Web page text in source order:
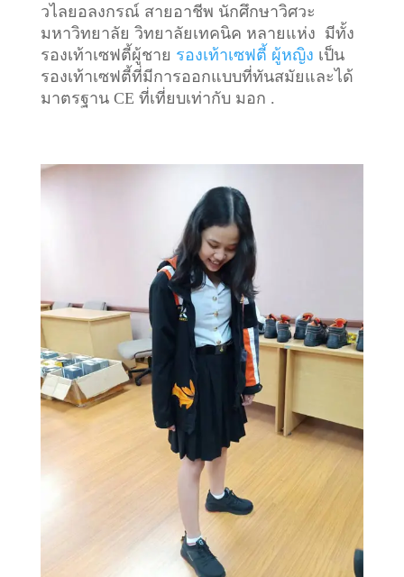
วไลยอลงกรณ์ สายอาชีพ นักศึกษาวิศวะ
มหาวิทยาลัย วิทยาลัยเทคนิค หลายแห่ง มีทั้ง
รองเท้าเซฟตี้ผู้ชาย รองเท้าเซฟตี้ ผู้หญิง เป็น
รองเท้าเซฟตี้ที่มีการออกแบบที่ทันสมัยและได้
มาตรฐาน CE ที่เที่ยบเท่ากับ มอก .